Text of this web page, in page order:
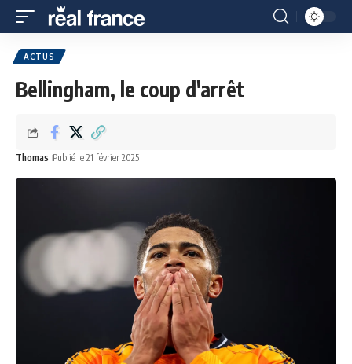
ACTUS
Bellingham, le coup d'arrêt
Thomas Publié le 21 février 2025